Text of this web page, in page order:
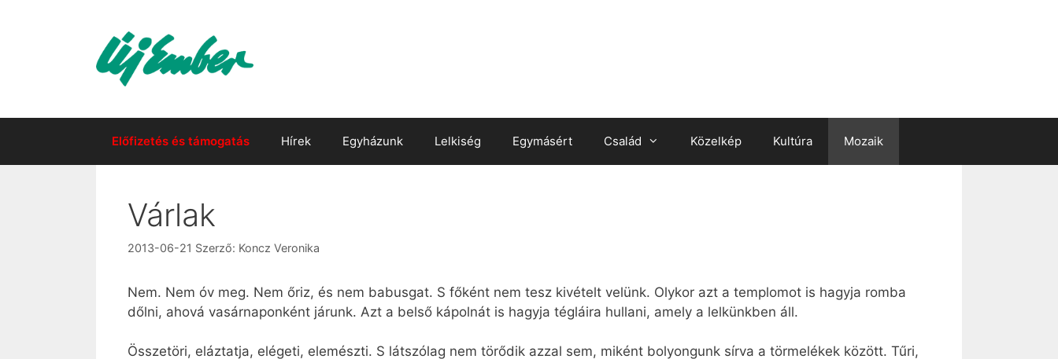
Előfizetés és támogatás Hírek Egyházunk Lelkiség Egymásért Család Közelkép Kultúra Mozaik
Várlak
2013-06-21 Szerző: Koncz Veronika
Nem. Nem óv meg. Nem őriz, és nem babusgat. S főként nem tesz kivételt velünk. Olykor azt a templomot is hagyja romba
dőlni, ahová vasárnaponként járunk. Azt a belső kápolnát is hagyja tégláira hullani, amely a lelkünkben áll.
Összetöri, eláztatja, elégeti, elemészti. S látszólag nem törődik azzal sem, miként bolyongunk sírva a törmelékek között. Tűri,